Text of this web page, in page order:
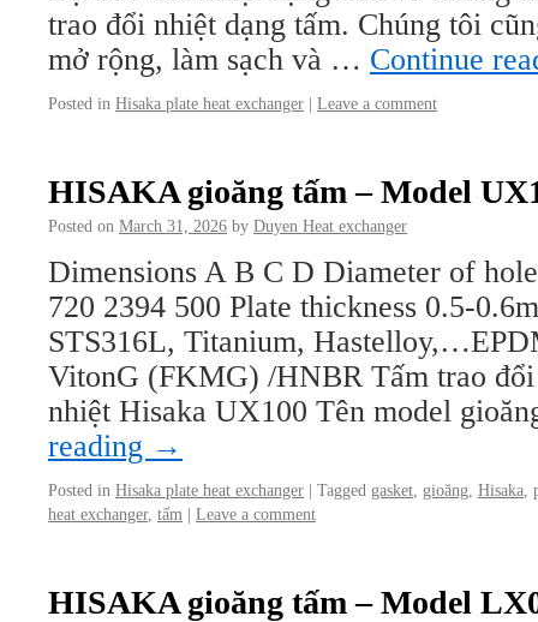
trao đổi nhiệt dạng tấm. Chúng tôi
mở rộng, làm sạch và … Continue
Posted in Hisaka plate heat exchanger | Leave a comment
HISAKA gioăng tấm – Model
Posted on March 31, 2026 by Duyen Heat exchanger
Dimensions A B C D Diameter of
720 2394 500 Plate thickness 0.5-
STS316L, Titanium,
VitonG (FKMG) /HNBR Tấm trao
nhiệt Hisaka UX100 Tên model
reading →
Posted in Hisaka plate heat exchanger | Tagged gasket gioăng Hisaka
heat exchanger, tấm | Leave a comment
HISAKA gioăng tấm – Model